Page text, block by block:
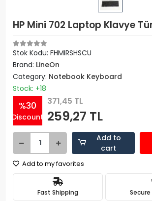
HP Mini 702 Laptop Klavye
Stok Kodu: FHMIRSHSCU
Brand: LineOn
Category: Notebook Keyboard
Stock: +18
%30
Discount
371,45 TL
259,27 TL
Add to
cart
Add to my favorites
Fast Shipping